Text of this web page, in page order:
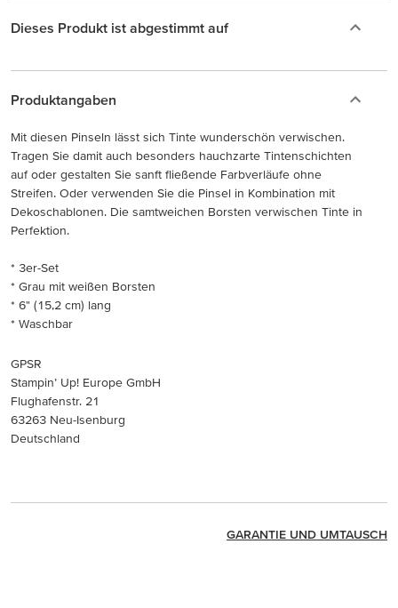
Dieses Produkt ist abgestimmt auf
Produktangaben
Mit diesen Pinseln lässt sich Tinte wunderschön verwischen.
Tragen Sie damit auch besonders hauchzarte Tintenschichten
auf oder gestalten Sie sanft fließende Farbverläufe ohne
Streifen. Oder verwenden Sie die Pinsel in Kombination mit
Dekoschablonen. Die samtweichen Borsten verwischen Tinte in
Perfektion.
* 3er-Set
* Grau mit weißen Borsten
* 6" (15,2 cm) lang
* Waschbar
GPSR
Stampin’ Up! Europe GmbH
Flughafenstr. 21
63263 Neu-Isenburg
Deutschland
GARANTIE UND UMTAUSCH